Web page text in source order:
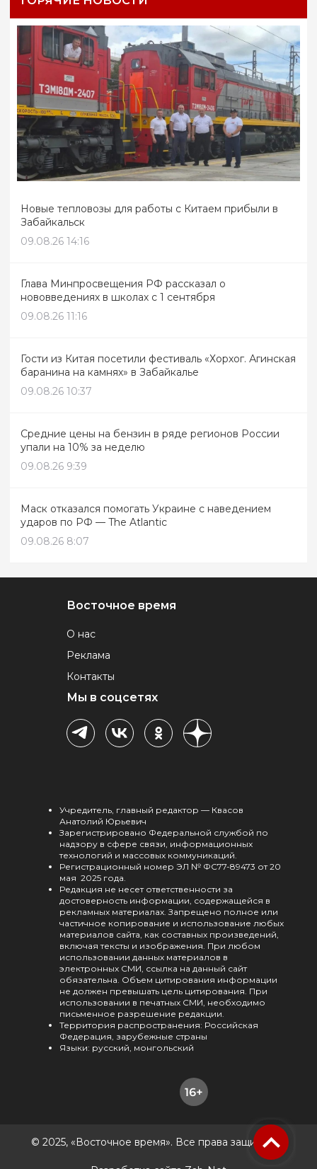
Новые тепловозы для работы с Китаем прибыли в
Забайкальск
09.08.26 14:16
Глава Минпросвещения РФ рассказал о
нововведениях в школах с 1 сентября
09.08.26 11:16
Гости из Китая посетили фестиваль «Хорхог. Агинская
баранина на камнях» в Забайкалье
09.08.26 10:37
Средние цены на бензин в ряде регионов России
упали на 10% за неделю
09.08.26 9:39
Маск отказался помогать Украине с наведением
ударов по РФ — The Atlantic
09.08.26 8:07
Восточное время
О нас
Реклама
Контакты
Мы в соцсетях
Учредитель, главный редактор — Квасов
Анатолий Юрьевич
Зарегистрировано Федеральной службой по
надзору в сфере связи, информационных
технологий и массовых коммуникаций.
Регистрационный номер ЭЛ № ФС77-89473 от 20
мая 2025 года.
Редакция не несет ответственности за
достоверность информации, содержащейся в
рекламных материалах. Запрещено полное или
частичное копирование и использование любых
материалов сайта, как составных произведений,
включая тексты и изображения. При любом
использовании данных материалов в
электронных СМИ, ссылка на данный сайт
обязательна. Объем цитирования информации
не должен превышать цель цитирования. При
использовании в печатных СМИ, необходимо
письменное разрешение редакции.
Территория распространения: Российская
Федерация, зарубежные страны
Языки: русский, монгольский
© 2025, «Восточное время». Все права защищены.